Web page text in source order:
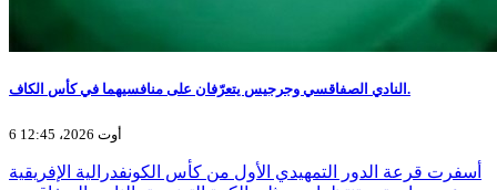
النادي الصفاقسي وجرجيس يتعرّفان على منافسيهما في كأس الكاف.
6 أوت 2026، 12:45
أسفرت قرعة الدور التمهيدي الأول من كأس الكونفدرالية الإفريقية